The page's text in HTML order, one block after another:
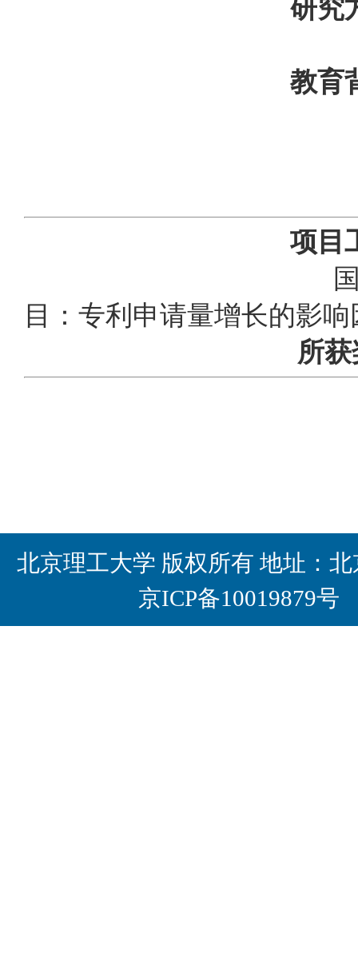
研究
教育
项目
国家知识产权
目：专利申请量增长的影
所
北京理工大学 版权所有 地址：
京ICP备10019879号